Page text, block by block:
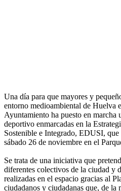
Una día para que mayores y
entorno medioambiental de Huelva
Ayuntamiento ha puesto en marcha
deportivo enmarcadas en la
Sostenible e Integrado, EDUSI,
sábado 26 de noviembre en el
Se trata de una iniciativa que
diferentes colectivos de la ciudad y
realizadas en el espacio gracias al
ciudadanos y ciudadanas que, de la